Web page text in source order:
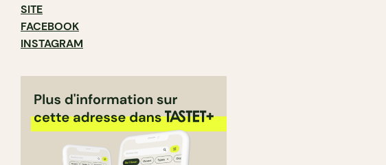
SITE
FACEBOOK
INSTAGRAM